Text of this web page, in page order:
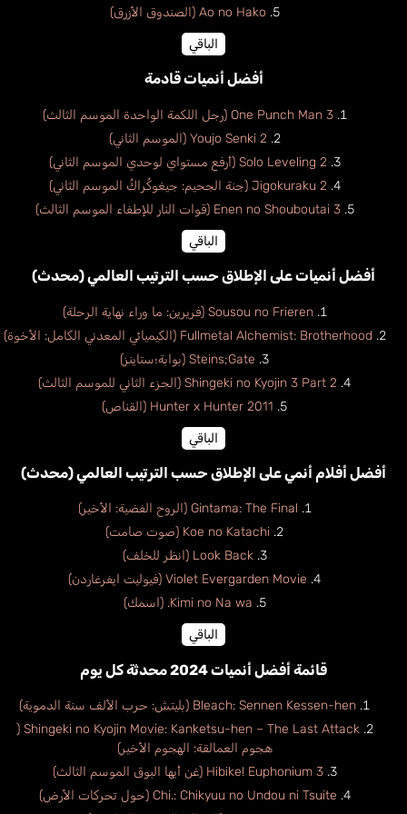
Ao no Hako (الصندوق الأزرق)
الباقي
أفضل أنميات قادمة
One Punch Man 3 (رجل اللكمة الواحدة الموسم الثالث)
Youjo Senki 2 (الموسم الثاني)
Solo Leveling 2 (أرفع مستواي لوحدي الموسم الثاني)
Jigokuraku 2 (جنة الجحيم: جيغوكُراكُ الموسم الثاني)
Enen no Shouboutai 3 (قوات النار للإطفاء الموسم الثالث)
الباقي
أفضل أنميات على الإطلاق حسب الترتيب العالمي (محدث)
Sousou no Frieren (فريرين: ما وراء نهاية الرحلة)
Fullmetal Alchemist: Brotherhood (الكيميائي المعدني الكامل: الأخوة)
Steins;Gate (بوابة؛ستاينز)
Shingeki no Kyojin 3 Part 2 (الجزء الثاني للموسم الثالث)
Hunter x Hunter 2011 (القناص)
الباقي
أفضل أفلام أنمي على الإطلاق حسب الترتيب العالمي (محدث)
Gintama: The Final (الروح الفضية: الأخير)
Koe no Katachi (صوت صامت)
Look Back (انظر للخلف)
Violet Evergarden Movie (فيوليت ايفرغاردن)
Kimi no Na wa. (اسمك)
الباقي
قائمة أفضل أنميات 2024 محدثة كل يوم
Bleach: Sennen Kessen-hen (بليتش: حرب الألف سنة الدموية)
Shingeki no Kyojin Movie: Kanketsu-hen – The Last Attack (
هجوم العمالقة: الهجوم الأخير)
Hibike! Euphonium 3 (غن أيها البوق الموسم الثالث)
Chi.: Chikyuu no Undou ni Tsuite (حول تحركات الأرض)